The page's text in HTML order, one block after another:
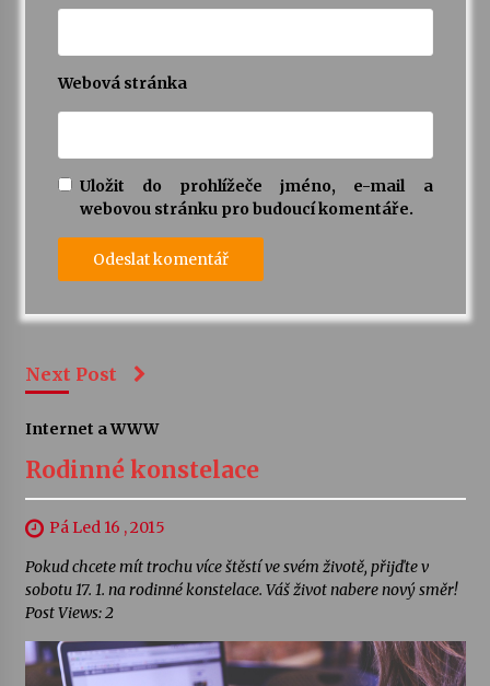
Webová stránka
Uložit do prohlížeče jméno, e-mail a
webovou stránku pro budoucí komentáře.
Next Post
Internet a WWW
Rodinné konstelace
Pá Led 16 , 2015
Pokud chcete mít trochu více štěstí ve svém životě, přijďte v
sobotu 17. 1. na rodinné konstelace. Váš život nabere nový směr!
Post Views: 2